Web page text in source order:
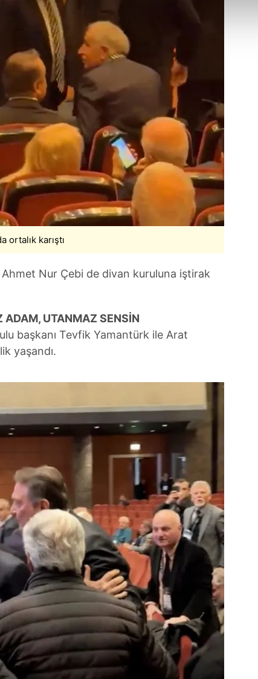
için İnternet Sitemizde kendimize ve üçüncü kişilere
verileriniz işlenmekte olup gerekli olan çerezler bilgi
çerezler, sitemizin daha işlevsel kılınması ve
yapılması, amaçlarıyla sınırlı olarak açık rızanız dahilinde
yer alan panel vasıtasıyla belirleyebilirsiniz.
Metnimiziziyaret edebilirsiniz.
Kanunu uyarınca hazırlanmış Aydınlatma
çerezlerle ilgili bilgi almak için lütfen
tıklayınız
ortalık karıştı
Ahmet Nur Çebi de divan kuruluna iştirak
ADAM, UTANMAZ SENSİN
başkanı Tevfik Yamantürk ile Arat
yaşandı.